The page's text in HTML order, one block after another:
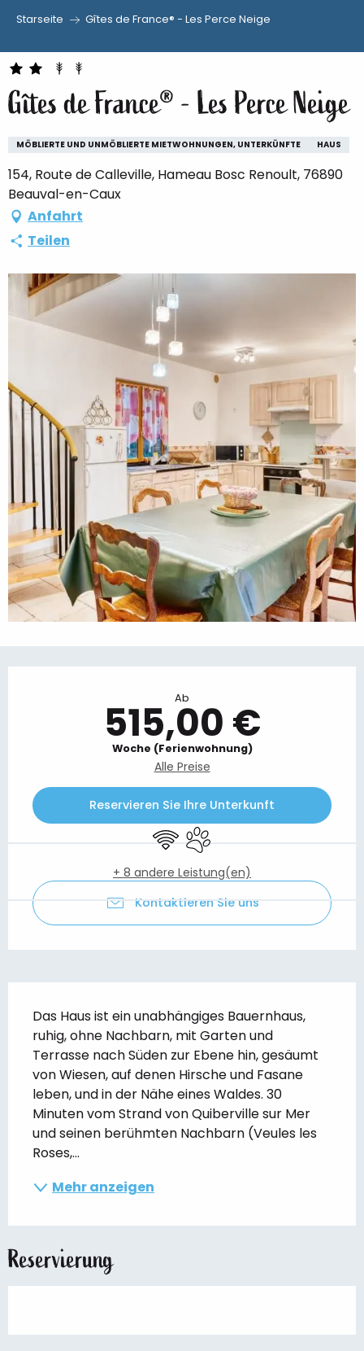
au
contenu
principal
Starseite Gîtes de France® - Les Perce Neige
Gîtes de France® - Les Perce Neige
MÖBLIERTE UND UNMÖBLIERTE MIETWOHNUNGEN, UNTERKÜNFTE HAUS
154, Route de Calleville, Hameau Bosc Renoult, 76890
Beauval-en-Caux
Anfahrt
Teilen
Ab
515,00 €
Woche (Ferienwohnung)
Alle Preise
Reservieren Sie Ihre Unterkunft
Wi-Fi Tiere erlaubt
+ 8 andere Leistung(en)
Kontaktieren Sie uns
Das Haus ist ein unabhängiges Bauernhaus,
ruhig, ohne Nachbarn, mit Garten und
Terrasse nach Süden zur Ebene hin, gesäumt
von Wiesen, auf denen Hirsche und Fasane
leben, und in der Nähe eines Waldes. 30
Minuten vom Strand von Quiberville sur Mer
und seinen berühmten Nachbarn (Veules les
Roses,...
Mehr anzeigen
Reservierung